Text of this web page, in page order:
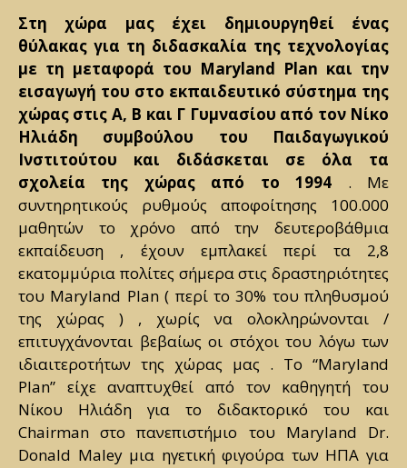
Στη χώρα μας έχει δημιουργηθεί ένας
θύλακας για τη διδασκαλία της τεχνολογίας
με τη μεταφορά του Maryland Plan και την
εισαγωγή του στο εκπαιδευτικό σύστημα της
χώρας στις Α, Β και Γ Γυμνασίου από τον Νίκο
Ηλιάδη συμβούλου του Παιδαγωγικού
Ινστιτούτου και διδάσκεται σε όλα τα
σχολεία της χώρας από το 1994 . Με
συντηρητικούς ρυθμούς αποφοίτησης 100.000
μαθητών το χρόνο από την δευτεροβάθμια
εκπαίδευση , έχουν εμπλακεί περί τα 2,8
εκατομμύρια πολίτες σήμερα στις δραστηριότητες
του Maryland Plan ( περί το 30% του πληθυσμού
της χώρας ) , χωρίς να ολοκληρώνονται /
επιτυγχάνονται βεβαίως οι στόχοι του λόγω των
ιδιαιτεροτήτων της χώρας μας . Το “Maryland
Plan” είχε αναπτυχθεί από τον καθηγητή του
Νίκου Ηλιάδη για το διδακτορικό του και
Chairman στο πανεπιστήμιο του Maryland Dr.
Donald Maley μια ηγετική φιγούρα των ΗΠΑ για